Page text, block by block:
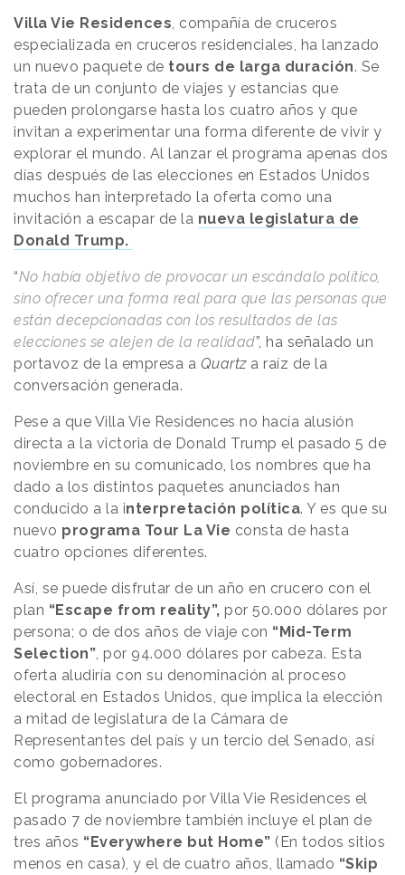
Villa Vie Residences , compañía de cruceros
especializada en cruceros residenciales, ha lanzado
un nuevo paquete de tours de larga duración. Se
trata de un conjunto de viajes y estancias que
pueden prolongarse hasta los cuatro años y que
invitan a experimentar una forma diferente de vivir y
explorar el mundo. Al lanzar el programa apenas dos
días después de las elecciones en Estados Unidos
muchos han interpretado la oferta como una
invitación a escapar de la nueva legislatura de
Donald Trump.
“No había objetivo de provocar un escándalo político,
sino ofrecer una forma real para que las personas que
están decepcionadas con los resultados de las
elecciones se alejen de la realidad”, ha señalado un
portavoz de la empresa a Quartza raíz de la
conversación generada.
Pese a que Villa Vie Residences no hacía alusión
directa a la victoria de Donald Trump el pasado 5 de
noviembre en su comunicado, los nombres que ha
dado a los distintos paquetes anunciados han
conducido a la interpretación política. Y es que su
nuevo programa Tour La Vie consta de hasta
cuatro opciones diferentes.
Así, se puede disfrutar de un año en crucero con el
plan “Escape from reality”, por 50.000 dólares por
persona; o de dos años de viaje con “Mid-Term
Selection” , por 94.000 dólares por cabeza. Esta
oferta aludiría con su denominación al proceso
electoral en Estados Unidos, que implica la elección
a mitad de legislatura de la Cámara de
Representantes del país y un tercio del Senado, así
como gobernadores.
El programa anunciado por Villa Vie Residences el
pasado 7 de noviembre también incluye el plan de
tres años “Everywhere but Home” (En todos sitios
menos en casa), y el de cuatro años, llamado “Skip